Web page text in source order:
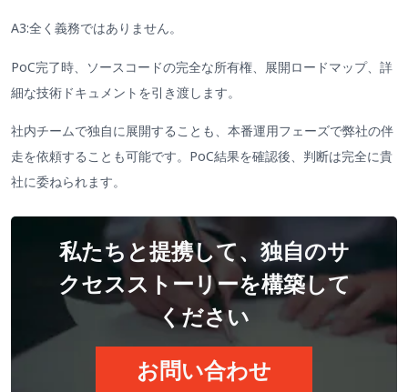
A3:全く義務ではありません。
PoC完了時、ソースコードの完全な所有権、展開ロードマップ、詳
細な技術ドキュメントを引き渡します。
社内チームで独自に展開することも、本番運用フェーズで弊社の伴
走を依頼することも可能です。PoC結果を確認後、判断は完全に貴
社に委ねられます。
私たちと提携して、独自のサ
クセスストーリーを構築して
ください
お問い合わせ